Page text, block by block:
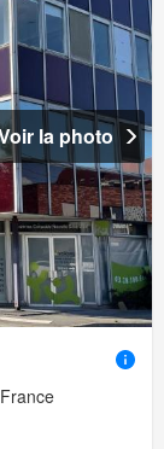
la photo